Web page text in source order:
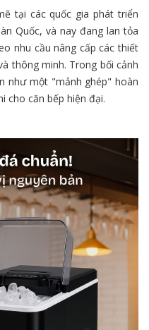
tại các quốc gia phát triển
Quốc, và nay đang lan tỏa
nhu cầu nâng cấp các thiết
thông minh. Trong bối cảnh
như một "mảnh ghép" hoàn
cho căn bếp hiện đại.